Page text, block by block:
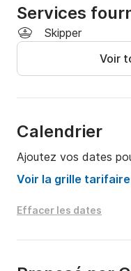
Équipements :
- Moteur : Selva
- Radio Bluetooth
ou les eaux peu
Services
Skipper
Voir
Calendrier
Ajoutez vos dates
Voir la grille tarifaire
Effacer les dates